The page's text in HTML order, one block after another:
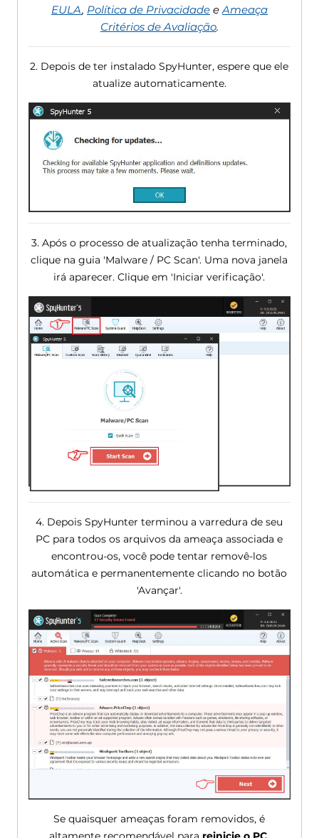
EULA, Política de PrivacidadeeAmeaça
Critérios de Avaliação.
2. Depois de ter instalado SpyHunter, espere que ele
atualize automaticamente.
3. Após o processo de atualização tenha terminado,
clique na guia 'Malware / PC Scan'. Uma nova janela
irá aparecer. Clique em 'Iniciar verificação'.
4. Depois SpyHunter terminou a varredura de seu
PC para todos os arquivos da ameaça associada e
encontrou-os, você pode tentar removê-los
automática e permanentemente clicando no botão
'Avançar'.
Se quaisquer ameaças foram removidos, é